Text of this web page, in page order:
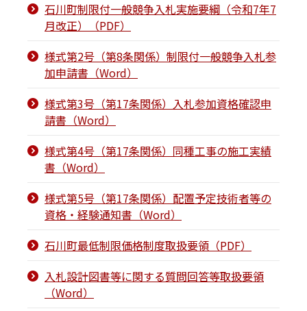
石川町制限付一般競争入札実施要綱（令和7年7
月改正）（PDF）
様式第2号（第8条関係）制限付一般競争入札参
加申請書（Word）
様式第3号（第17条関係）入札参加資格確認申
請書（Word）
様式第4号（第17条関係）同種工事の施工実績
書（Word）
様式第5号（第17条関係）配置予定技術者等の
資格・経験通知書（Word）
石川町最低制限価格制度取扱要領（PDF）
入札設計図書等に関する質問回答等取扱要領
（Word）